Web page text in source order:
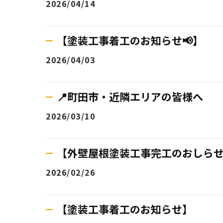
2026/04/14
【塗装工事着工のお知らせ📢】
2026/04/03
📍町田市・近隣エリアの皆様へ
2026/03/10
【外壁屋根塗装工事完工のおしら
2026/02/26
【塗装工事着工のお知らせ】